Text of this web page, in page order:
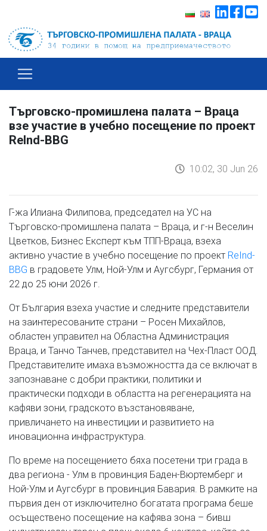
Търговско-промишлена палата – Враца
взе участие в учебно посещение по проект
ReInd-BBG
10:02, 30 Jun 26
Г-жа Илиана Филипова, председател на УС на
Търговско-промишлена палата – Враца, и г-н Веселин
Цветков, Бизнес Експерт към ТПП-Враца, взеха
активно участие в учебно посещение по проект ReInd-
BBG в градовете Улм, Ной-Улм и Аугсбург, Германия от
22 до 25 юни 2026 г.
От България взеха участие и следните представители
на заинтересованите страни – Росен Михайлов,
областен управител на Областна Администрация
Враца, и Танчо Танчев, представител на Чех-Пласт ООД.
Представителите имаха възможността да се включат в
запознаване с добри практики, политики и
практически подходи в областта на регенерацията на
кафяви зони, градското възстановяване,
привличането на инвестиции и развитието на
иновационна инфраструктура.
По време на посещението бяха посетени три града в
два региона - Улм в провинция Баден-Вюртемберг и
Ной-Улм и Аугсбург в провинция Бавария. В рамките на
първия ден от изключително богатата програма беше
осъществено посещение на кафява зона – бивш